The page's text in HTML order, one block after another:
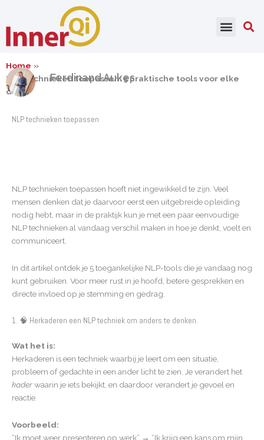
inhoud
Home
NLP technieken toepassen: 5 praktische tools voor elke
dag.
Ferdinand Aukes
NLP technieken toepassen
NLP technieken toepassen hoeft niet ingewikkeld te zijn. Veel
mensen denken dat je daarvoor eerst een uitgebreide opleiding
nodig hebt, maar in de praktijk kun je met een paar eenvoudige
NLP technieken al vandaag verschil maken in hoe je denkt, voelt en
communiceert.
In dit artikel ontdek je 5 toegankelijke NLP-tools die je vandaag nog
kunt gebruiken. Voor meer rust in je hoofd, betere gesprekken en
directe invloed op je stemming en gedrag.
1. 🧠 Herkaderen een NLP techniek om anders te denken.
Wat het is:
Herkaderen is een techniek waarbij je leert om een situatie,
probleem of gedachte in een ander licht te zien. Je verandert het
kaderwaarin je iets bekijkt, en daardoor verandert je gevoel en
reactie.
Voorbeeld:
“Ik moet weer presenteren op werk” → “Ik krijg een kans om mijn